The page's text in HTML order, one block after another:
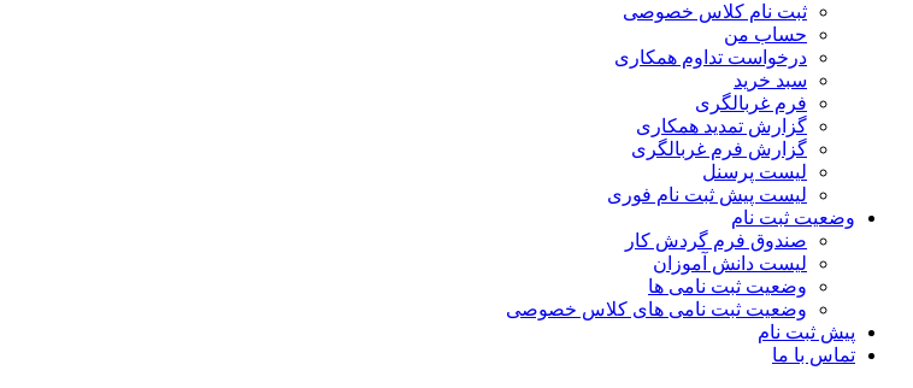
ثبت نام کلاس خصوصی
حساب من
درخواست تداوم همکاری
سبد خرید
فرم غربالگری
گزارش تمدید همکاری
گزارش فرم غربالگری
لیست پرسنل
لیست پیش ثبت نام فوری
وضعیت ثبت نام
صندوق فرم گردش کار
لیست دانش آموزان
وضعیت ثبت نامی ها
وضعیت ثبت نامی های کلاس خصوصی
پیش ثبت نام
تماس با ما